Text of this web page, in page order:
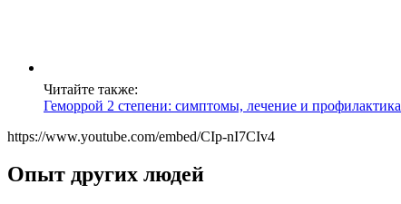
Читайте также:
Геморрой 2 степени: симптомы, лечение и профилактика
https://www.youtube.com/embed/CIp-nI7CIv4
Опыт других людей